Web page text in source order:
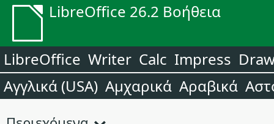
LibreOffice 26.2 Βοήθεια
LibreOffice Writer Calc Impress
Αγγλικά (USA) Αμχαρικά Αραβικά